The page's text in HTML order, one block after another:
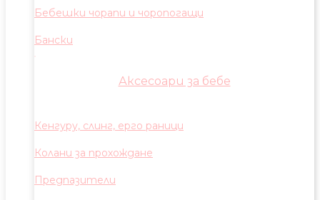
Бебешки чорапи и чоропогащи
Бански
Аксесоари за бебе
Кенгуру, слинг, ерго раници
Колани за прохождане
Предпазители